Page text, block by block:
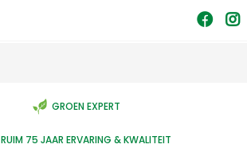
GROEN EXPERT
RUIM 75 JAAR ERVARING & KWALITEIT